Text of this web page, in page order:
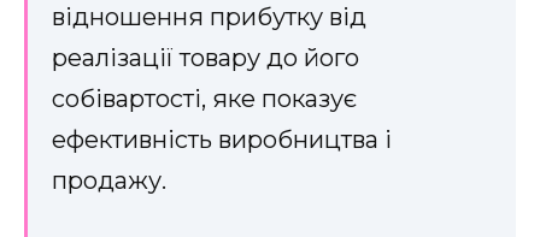
відношення прибутку від
реалізації товару до його
собівартості, яке показує
ефективність виробництва і
продажу.